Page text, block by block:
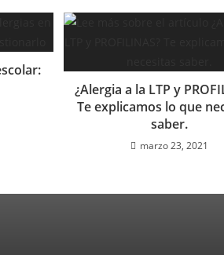
¿Alergia a la LTP y
Te explicamos lo que
saber.
marzo 23, 2021
912 569